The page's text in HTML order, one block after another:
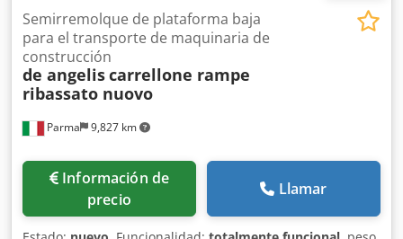
Parma 9,827 km
Semirremolque de plataforma baja
para el transporte de maquinaria de
construcción
de angeliscarrellone rampe
ribassato nuovo
Información de
precio
Llamar